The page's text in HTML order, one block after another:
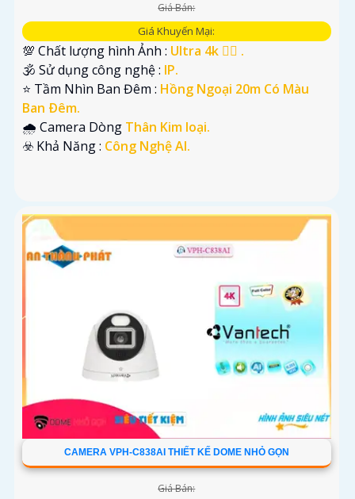
Giá Bán:
Giá Khuyến Mại:
💯 Chất lượng hình Ảnh : Ultra 4k 👍🏾 .
🕉️ Sử dụng công nghệ : IP.
⭐ Tầm Nhìn Ban Đêm : Hồng Ngoại 20m Có Màu
Ban Ðêm.
🌧️ Camera Dòng Thân Kim loại.
️☣️ Khả Năng : Công Nghệ AI.
CAMERA VPH-C838AI THIẾT KẾ DOME NHỎ GỌN
Giá Bán: